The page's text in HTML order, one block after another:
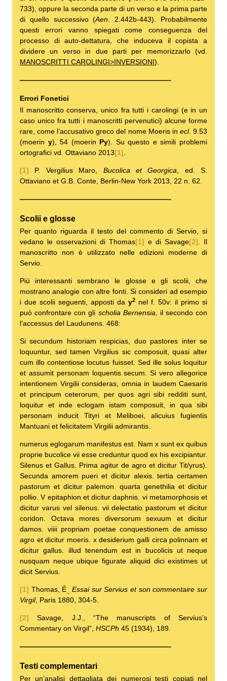
733), oppure la seconda parte di un verso e la prima parte
di quello successivo (Aen . 2.442b-443). Probabilmente
questi errori vanno spiegati come conseguenza del
processo di auto-dettatura, che induceva il copista a
dividere un verso in due parti per memorizzarlo (vd.
MANOSCRITTI CAROLINGI>INVERSIONI).
—————————————————————-
Errori Fonetici
Il manoscritto conserva, unico fra tutti i carolingi (e in un
caso unico fra tutti i manoscritti pervenutici) alcune forme
rare, come l’accusativo greco del nome Moeris in ecl. 9.53
(moerin y), 54 (moerin Py). Su questo e simili problemi
ortografici vd. Ottaviano 2013[1]
[1] P. Vergilius Maro, Bucolica et Georgica , ed. S.
Ottaviano et G.B. Conte, Berlin-New York 2013, 22 n. 62.
—————————————————————-
Scolii e glosse
Per quanto riguarda il testo del commento di Servio, si
vedano le osservazioni di Thomas[1] e di Savage[2] . Il
manoscritto non è utilizzato nelle edizioni moderne di
Servio.
Più interessanti sembrano le glosse e gli scolii, che
mostrano analogie con altre fonti. Si consideri ad esempio
i due scolii seguenti, apposti da y2 nel f. 50v: il primo si
può confrontare con gli scholia Bernensia , il secondo con
l’accessus del Laudunens. 468:
Si secundum historiam respicias, duo pastores inter se
loquuntur, sed tamen Virgilius sic composuit, quasi alter
cum illo contentiose locutus fuisset. Sed ille solus loquitur
et assumit personam loquentis secum. Si vero allegorice
intentionem Virgilii consideras, omnia in laudem Caesaris
et principum ceterorum, per quos agri sibi redditi sunt,
loquitur et inde eclogam istam composuit, in qua sibi
personam inducit Tityri et Meliboei, alicuius fugientis
Mantuani et felicitatem Virgilii admirantis.
numerus eglogarum manifestus est. Nam x sunt ex quibus
proprie bucolice vii esse creduntur quod ex his excipiantur.
Silenus et Gallus. Prima agitur de agro et dicitur Tit/yrus).
Secunda amorem pueri et dicitur alexis. tertia certamen
pastorum et dicitur palemon. quarta genethilia et dicitur
pollio. V epitaphion et dicitur daphnis. vi metamorphosis et
dicitur varus vel silenus. vii delectatio pastorum et dicitur
coridon. Octava mores diversorum sexuum et dicitur
damos. viiii propriam poetae conquestionem de amisso
agro et dicitur moeris. x desiderium galli circa polinnam et
dicitur gallus. illud tenendum est in bucolicis ut neque
nusquam neque ubique figurate aliquid dici existimes ut
dicit Servius.
[1] Thomas, É
Essai sur Servius et son commentaire sur
Virgil, Paris 1880, 304-5.
[2] Savage, J.J., “The manuscripts of Servius’s
Commentary on Virgil”, HSCPh 45 (1934), 189.
—————————————————————-
Testi complementari
Per un’analisi dettagliata dei numerosi testi copiati nel